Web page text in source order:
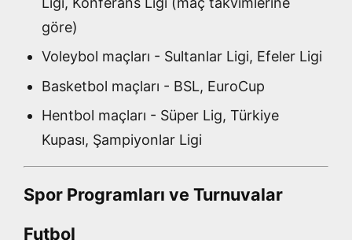
göre)
Voleybol maçları - Sultanlar Ligi, Efeler Ligi
Basketbol maçları - BSL, EuroCup
Hentbol maçları - Süper Lig, Türkiye
Kupası, Şampiyonlar Ligi
Spor Programları ve Turnuvalar
Futbol